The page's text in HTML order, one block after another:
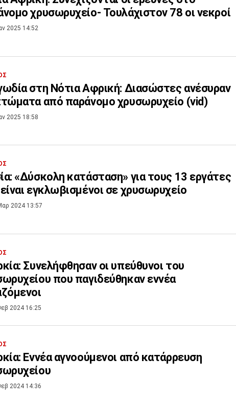
χρυσωρυχείο- Τουλάχιστον 78 οι νεκροί
2025 14:52
στη Νότια Αφρική: Διασώστες ανέσυραν
από παράνομο χρυσωρυχείο (vid)
2025 18:58
«Δύσκολη κατάσταση» για τους 13 εργάτες
εγκλωβισμένοι σε χρυσωρυχείο
2024 13:57
Συνελήφθησαν οι υπεύθυνοι του
που παγιδεύθηκαν εννέα
2024 16:25
Εννέα αγνοούμενοι από κατάρρευση
2024 14:36